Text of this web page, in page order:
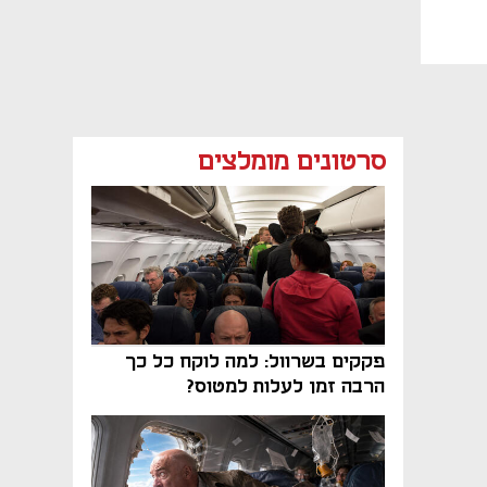
סרטונים מומלצים
פקקים בשרוול: למה לוקח כל כך
הרבה זמן לעלות למטוס?